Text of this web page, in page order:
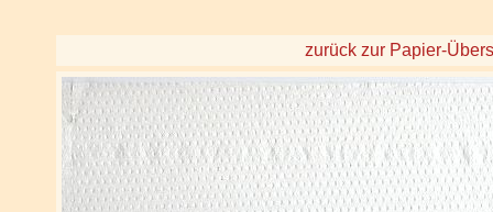
zurück zur Papier-